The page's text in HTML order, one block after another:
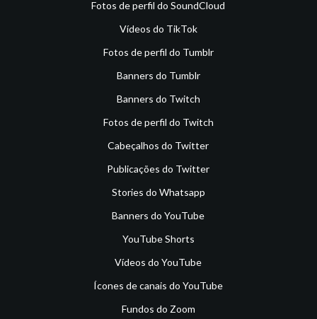
Fotos de perfil do SoundCloud
Vídeos do TikTok
Fotos de perfil do Tumblr
Banners do Tumblr
Banners do Twitch
Fotos de perfil do Twitch
Cabeçalhos do Twitter
Publicações do Twitter
Stories do Whatsapp
Banners do YouTube
YouTube Shorts
Vídeos do YouTube
Ícones de canais do YouTube
Fundos do Zoom